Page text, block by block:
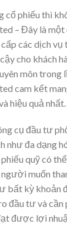
cổ phiếu thì
– Đây là
các dịch vụ
cho khách
môn trong
cam kết
hiệu quả nhất.
cụ đầu tư
như đa dạng
quỹ có
muốn
bất kỳ khoản
đầu tư và
được lợi